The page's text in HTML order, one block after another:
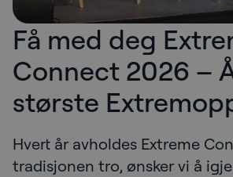
Få med deg
Connect 2026 –
største
Hvert år avholdes Extreme
tradisjonen tro, ønsker vi å